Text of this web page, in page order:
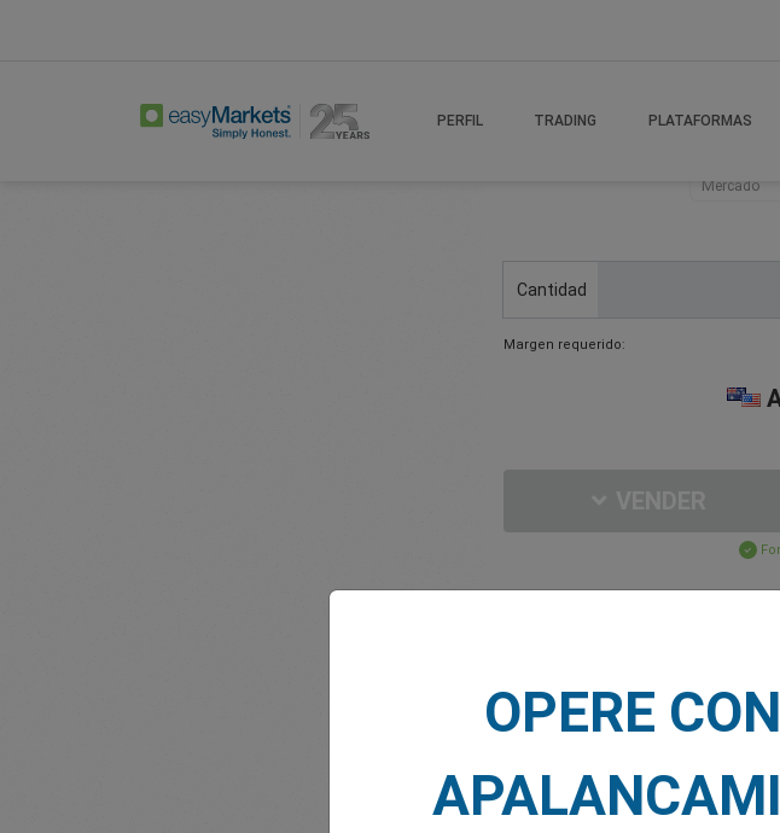
PERFIL TRADING PLATAFORMAS
Mercado
Cantidad
Margen requerido:
NOTICIAS DE MERCADO
OPERE